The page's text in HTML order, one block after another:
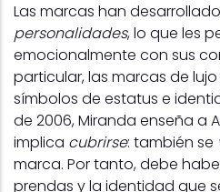
Las marcas han
personalidades, lo que les
emocionalmente con sus
particular, las marcas de
símbolos de estatus e
de 2006, Miranda enseña a
implica cubrirse: también se
marca. Por tanto, debe
prendas y la identidad que